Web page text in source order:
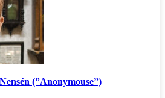
(”Anonymouse”)